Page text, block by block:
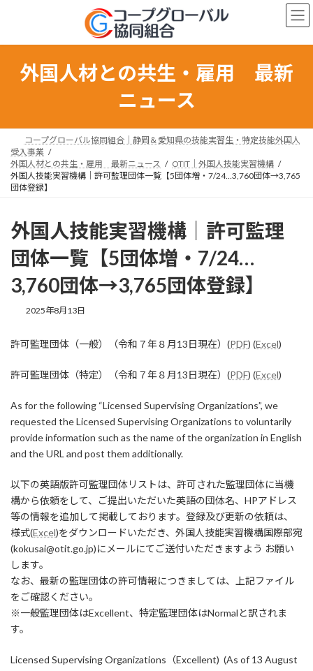
ン
プ
ー
動
外国人材との共生・雇用 最新
ニュース
コープグローバル協同組合｜静岡＆愛知県の技能実習生・特定技能外国人
受入事業
外国人材との共生・雇用 最新ニュース
OTIT｜外国人技能実習機構
外国人技能実習機構｜許可監理団体一覧【5団体増・7/24…3,760団体→3,765
団体登録】
外国人技能実習機構｜許可監理
団体一覧【5団体増・7/24…
3,760団体→3,765団体登録】
2025年8月13日
新
時
許可監理団体（一般）（令和７年８月13日現在）(PDF) (Excel)
許可監理団体（特定）（令和７年８月13日現在）(PDF) (Excel)
As for the following “Licensed Supervising Organizations”, we
requested the Licensed Supervising Organizations to voluntarily
provide information such as the name of the organization in English
and the URL and post them additionally.
以下の英語版許可監理団体リストは、許可された監理団体に当機
構から依頼をして、ご提出いただいた英語の団体名、HPアドレス
等の情報を追加して掲載しております。登録及び更新の依頼は、
様式(Excel)をダウンロードいただき、外国人技能実習機構国際部宛
(kokusai@otit.go.jp)にメールにてご送付いただきますよう お願い
します。
なお、最新の監理団体の許可情報につきましては、上記ファイル
をご確認ください。
※一般監理団体はExcellent、特定監理団体はNormalと訳されま
す。
Licensed Supervising Organizations（Excellent) (As of 13 August